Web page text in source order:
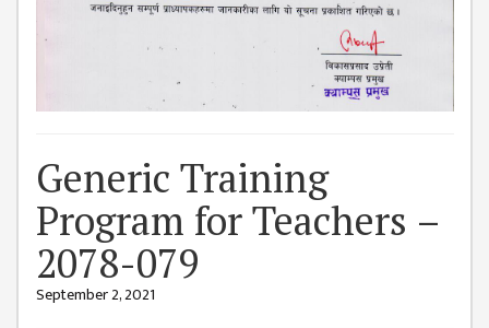
CHALLENGES
STATUTE
VALUABLE
SUPPORTER
INSTITUTIONAL
Generic Training
Program for Teachers –
2078-079
September 2, 2021